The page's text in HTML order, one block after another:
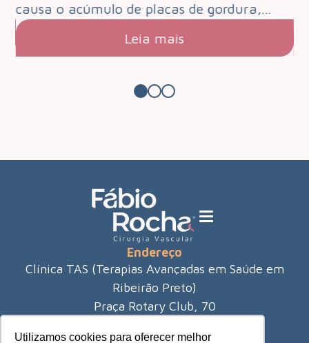
Utilizamos cookies para oferecer melhor
causa o acúmulo de placas de gordura,…
Leia mais
Endereço
Clínica TAS (Terapias Avançadas em Saúde em
Ribeirão Preto)
Praça Rotary Club, 70